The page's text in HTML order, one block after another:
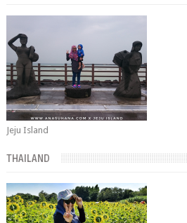
Jeju Island
THAILAND